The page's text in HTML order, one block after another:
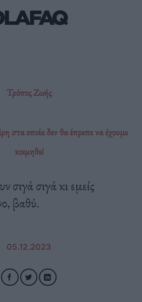
Τρόπος Ζωής
στα οποία δεν θα έπρεπε να έχουμε
κοιμηθεί
σιγά σιγά κι εμείς
βαθύ.
05.12.2023